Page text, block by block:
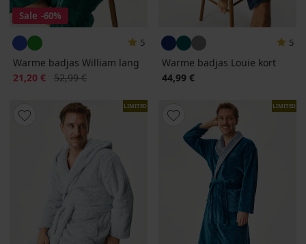
Sale -60%
5
Warme badjas William lang
Korting
21,20 € Oorspronkelijke prijs
52,99 €
5
Warme badjas Louie kort
44,99 €
LIMITED LIMITED